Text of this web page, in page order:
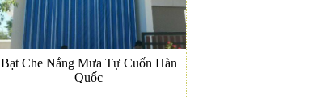
Bạt Che Nắng Mưa Tự Cuốn Hàn
Quốc